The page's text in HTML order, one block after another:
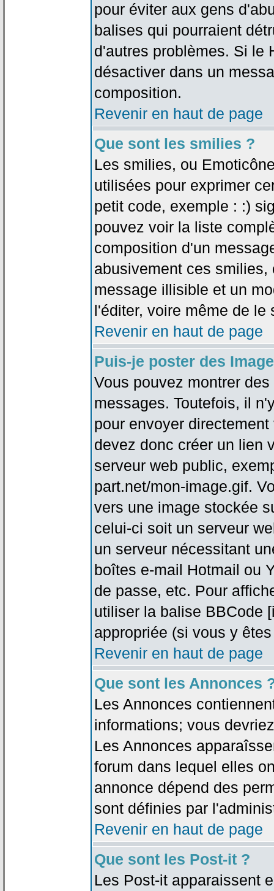
pour éviter aux gens
balises qui pourraient
d'autres problèmes. Si le
désactiver dans un
composition.
Revenir en haut de page
Que sont les smilies ?
Les smilies, ou
utilisées pour exprimer
petit code, exemple : :)
pouvez voir la liste
composition d'un
abusivement ces
message illisible et un
l'éditer, voire même de le
Revenir en haut de page
Puis-je poster des
Vous pouvez montrer
messages. Toutefois, il
pour envoyer
devez donc créer un lien
serveur web public,
part.net/mon-image.gif.
vers une image stockée
celui-ci soit un serveur
un serveur nécessitant
boîtes e-mail Hotmail ou
de passe, etc. Pour
utiliser la balise BBCode
appropriée (si vous y
Revenir en haut de page
Que sont les Annonces
Les Annonces
informations; vous
Les Annonces
forum dans lequel elles
annonce dépend des
sont définies par
Revenir en haut de page
Que sont les Post-it ?
Les Post-it apparaissent